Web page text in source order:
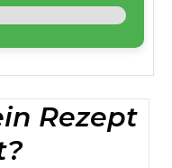
Rezept